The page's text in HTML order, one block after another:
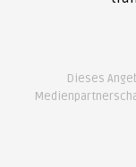
Dieses